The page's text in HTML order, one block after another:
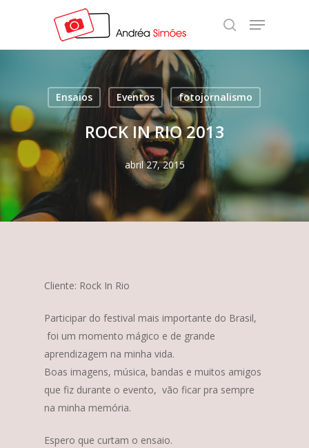
search
Menu
Ensaios Eventos fotojornalismo
ROCK IN RIO 2013
abril 27, 2015
Cliente: Rock In Rio
Participar do festival mais importante do Brasil,
foi um momento mágico e de grande
aprendizagem na minha vida.
Boas imagens, música, bandas e muitos amigos
que fiz durante o evento, vão ficar pra sempre
na minha memória.
Espero que curtam o ensaio.